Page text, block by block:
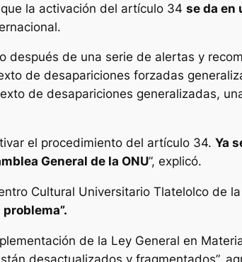
la activación del artículo 34 se da en
después de una serie de alertas y
de desapariciones forzadas
de desapariciones generalizadas,
el procedimiento del artículo 34. Ya
General de la ONU”, explicó.
Cultural Universitario Tlatelolco de
de la Ley General en
desactualizados y fragmentados”,